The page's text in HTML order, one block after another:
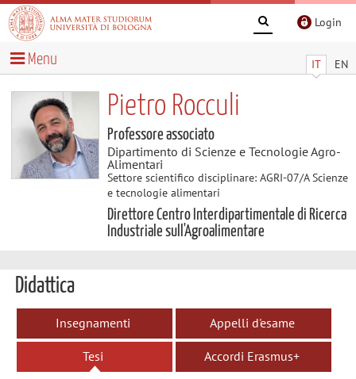
Login
IT EN
Menu
Pietro Rocculi
Professore associato
Dipartimento di Scienze e Tecnologie Agro-
Alimentari
Settore scientifico disciplinare: AGRI-07/A Scienze
e tecnologie alimentari
Direttore Centro Interdipartimentale di Ricerca
Industriale sull'Agroalimentare
Didattica
Insegnamenti Appelli d'esame
Tesi Accordi Erasmus+